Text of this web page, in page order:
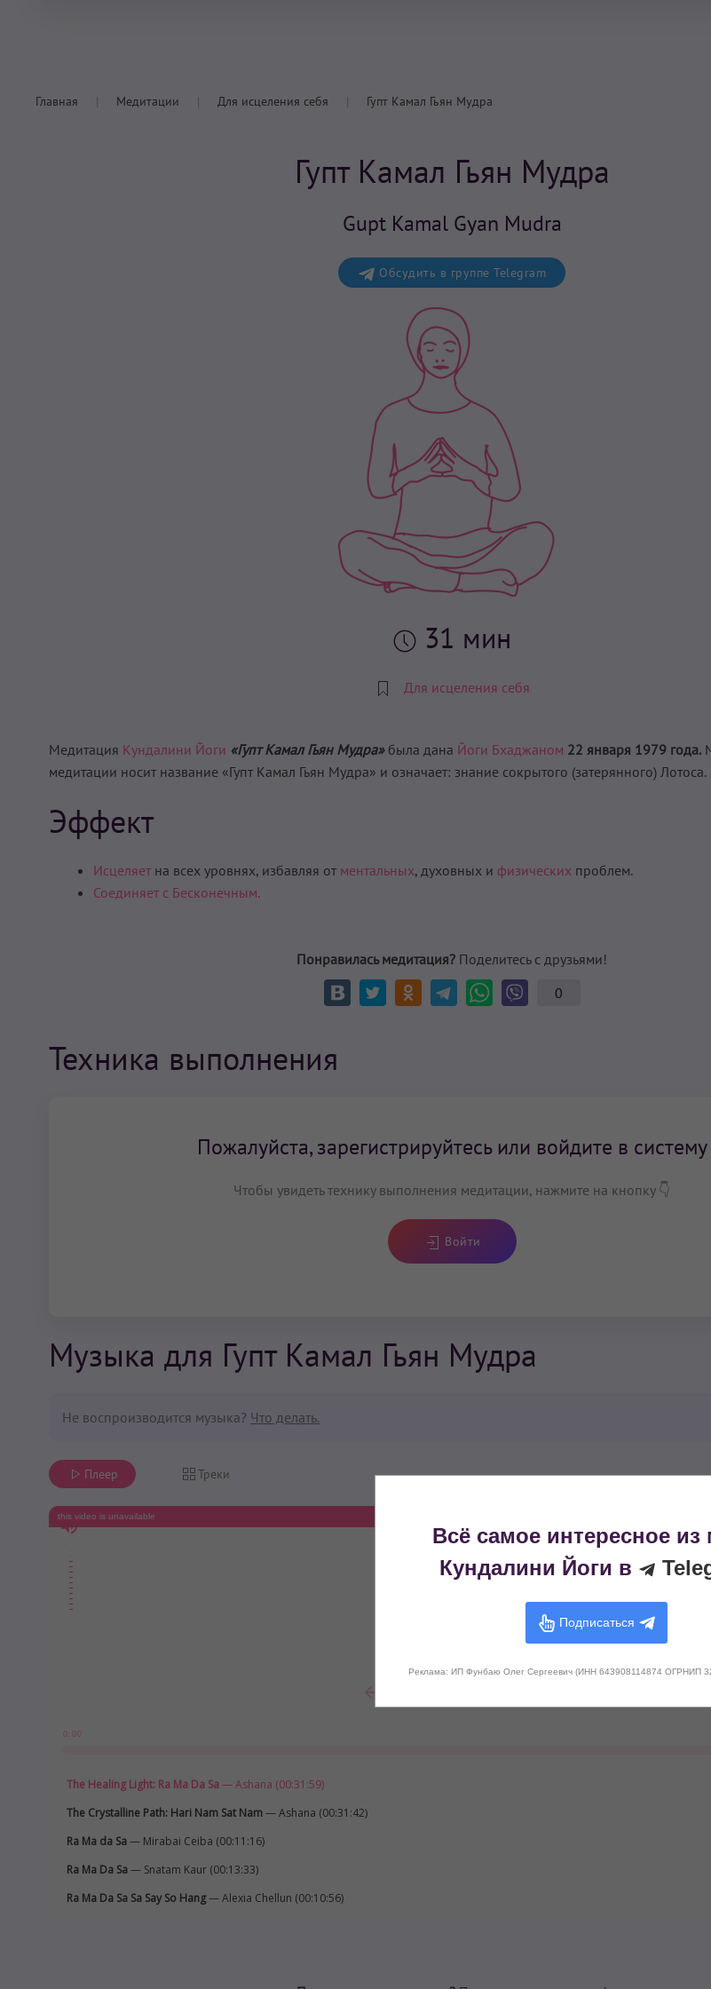
Главная Медитации Для исцеления себя Гупт Камал Гьян Мудра
Гупт Камал Гьян Мудра
Gupt Kamal Gyan Mudra
Обсудить в группе Telegram
31 мин
Для исцеления себя
Медитация Кундалини Йоги «Гупт Камал Гьян Мудра»была дана Йоги Бхаджаном 22 января 1979 года.
медитации носит название «Гупт Камал Гьян Мудра» и означает: знание сокрытого (затерянного) Лотоса.
Эффект
Исцеляет на всех уровнях, избавляя от ментальных, духовных и физических проблем.
Соединяет с Бесконечным.
Понравилась медитация? Поделитесь с друзьями!
0
Техника выполнения
Пожалуйста, зарегистрируйтесь или войдите в систему
Чтобы увидеть технику выполнения медитации, нажмите на кнопку 👇
Войти
Музыка для Гупт Камал Гьян Мудра
Не воспроизводится музыка? Что делать.
Плеер Треки
0:00
The Healing Light: Ra Ma Da Sa— Ashana (00:31:59)
The Crystalline Path: Hari Nam Sat Nam— Ashana (00:31:42)
Ra Ma da Sa— Mirabai Ceiba (00:11:16)
Ra Ma Da Sa— Snatam Kaur (00:13:33)
Ra Ma Da Sa Sa Say So Hang— Alexia Chellun (00:10:56)
this video is unavailable
Всё самое интересное из
Кундалини Йоги в
Подписаться
Реклама: ИП Фунбаю Олег Сергеевич (ИНН 643908114874 ОГРНИП